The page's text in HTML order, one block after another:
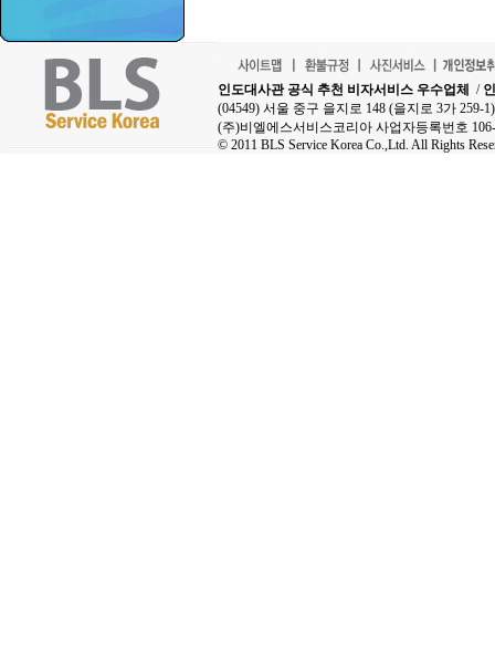
인도대사관 공식 추천 비자서비스 우수업체 /
(04549) 서울 중구 을지로 148 (을지로 3가
(주)비엘에스서비스코리아 사업자등록번호
© 2011 BLS Service Korea Co.,Ltd. All Rights